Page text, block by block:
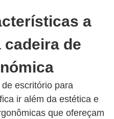
a
de
escritório para
ir além da estética e
que ofereçam